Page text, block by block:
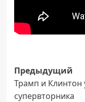
записи
Предыдущий
Трамп и Клинтон
супервторника